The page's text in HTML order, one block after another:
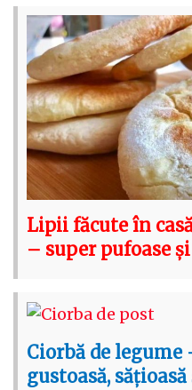
Lipii făcute în
– super pufoase
Ciorbă de legume
gustoasă,